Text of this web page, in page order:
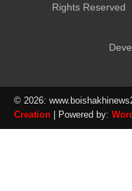
Rights Reserved
© 2026:
Creation | Powered by: